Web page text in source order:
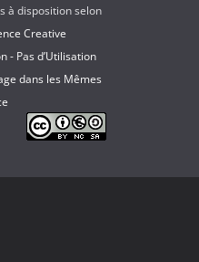
à disposition selon
Creative
- Pas d’Utilisation
dans les Mêmes